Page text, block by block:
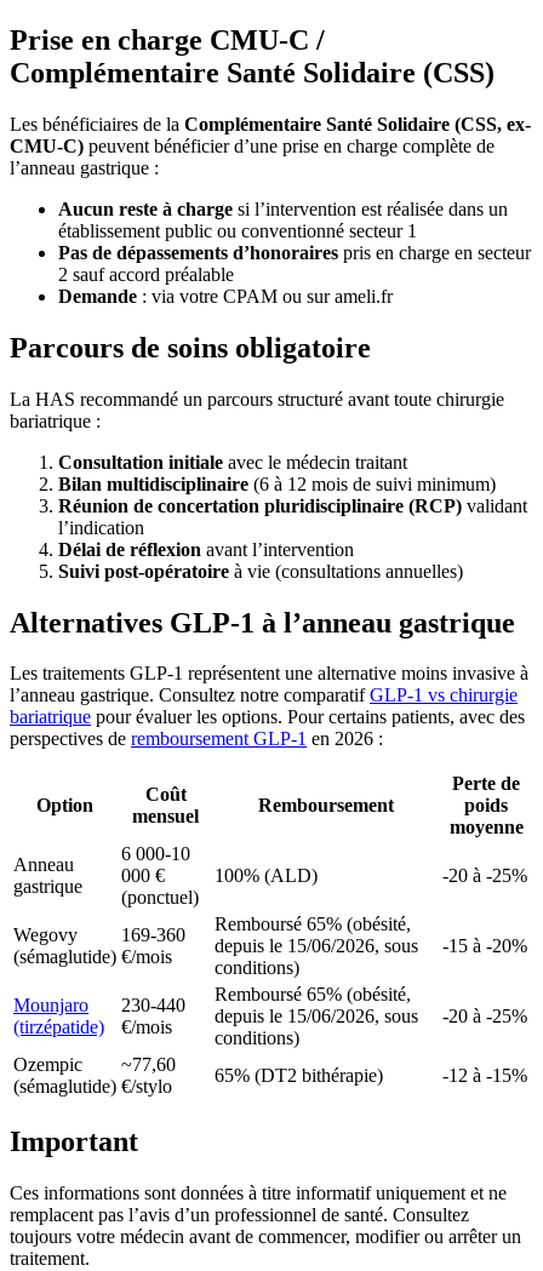
Prise en charge CMU-C /
Complémentaire Santé Solidaire (CSS)
Les bénéficiaires de la Complémentaire Santé Solidaire (CSS, ex-
CMU-C) peuvent bénéficier d’une prise en charge complète de
l’anneau gastrique :
Aucun reste à charge si l’intervention est réalisée dans un
établissement public ou conventionné secteur 1
Pas de dépassements d’honoraires pris en charge en secteur
2 sauf accord préalable
Demande : via votre CPAM ou sur ameli.fr
Parcours de soins obligatoire
La HAS recommandé un parcours structuré avant toute chirurgie
bariatrique :
Consultation initiale avec le médecin traitant
Bilan multidisciplinaire (6 à 12 mois de suivi minimum)
Réunion de concertation pluridisciplinaire (RCP) validant
l’indication
Délai de réflexion avant l’intervention
Suivi post-opératoire à vie (consultations annuelles)
Alternatives GLP-1 à l’anneau gastrique
Les traitements GLP-1 représentent une alternative moins invasive à
l’anneau gastrique. Consultez notre comparatifGLP-1 vs chirurgie
bariatrique pour évaluer les options. Pour certains patients, avec des
perspectives de remboursement GLP-1 en 2026 :
Option
Coût
mensuel
Remboursement
Perte de
poids
moyenne
Anneau
gastrique
6 000-10
000 €
(ponctuel)
100% (ALD) -20 à -25%
Wegovy
(sémaglutide)
169-360
€/mois
Remboursé 65% (obésité,
depuis le 15/06/2026, sous
conditions)
-15 à -20%
Mounjaro
(tirzépatide)
230-440
€/mois
Remboursé 65% (obésité,
depuis le 15/06/2026, sous
conditions)
-20 à -25%
Ozempic
(sémaglutide)
~77,60
€/stylo
65% (DT2 bithérapie) -12 à -15%
Important
Ces informations sont données à titre informatif uniquement et ne
remplacent pas l’avis d’un professionnel de santé. Consultez
toujours votre médecin avant de commencer, modifier ou arrêter un
traitement.